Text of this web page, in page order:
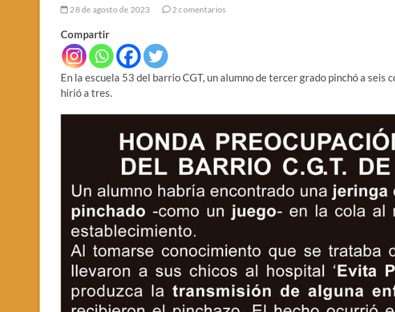
28 de agosto de 2023 2 comentarios
Compartir
En la escuela 53 del barrio CGT, un alumno de tercer grado pinchó a seis
hirió a tres.